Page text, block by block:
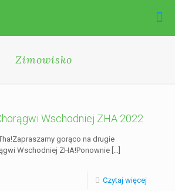
Zimowisko
Wschodniej ZHA 2022
gorąco na drugie
Wschodniej ZHA!Ponownie […]
Czytaj więcej